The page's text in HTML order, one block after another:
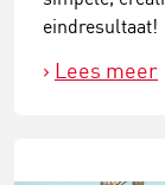
eindresultaat!
Lees meer